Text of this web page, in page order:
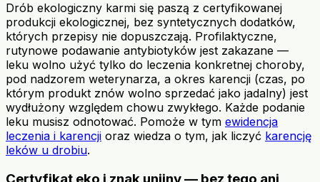
Drób ekologiczny karmi się paszą z certyfikowanej
produkcji ekologicznej, bez syntetycznych dodatków,
których przepisy nie dopuszczają. Profilaktyczne,
rutynowe podawanie antybiotyków jest zakazane —
leku wolno użyć tylko do leczenia konkretnej choroby,
pod nadzorem weterynarza, a okres karencji (czas, po
którym produkt znów wolno sprzedać jako jadalny) jest
wydłużony względem chowu zwykłego. Każde podanie
leku musisz odnotować. Pomoże w tym ewidencja
leczenia i karencji oraz wiedza o tym, jak liczyć karencję
leków u drobiu.